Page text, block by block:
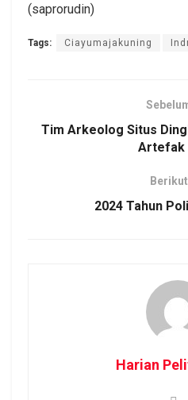
(saprorudin)
Tags: Ciayumajakuning
Tim Arkeolog Situs
Artefak
2024 Tahun
Harian